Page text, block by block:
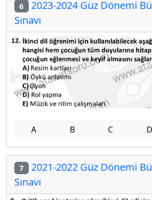
6 2023-2024 Güz Dönemi
Sınavı
A B C D
7 2021-2022 Güz Dönemi
Sınavı